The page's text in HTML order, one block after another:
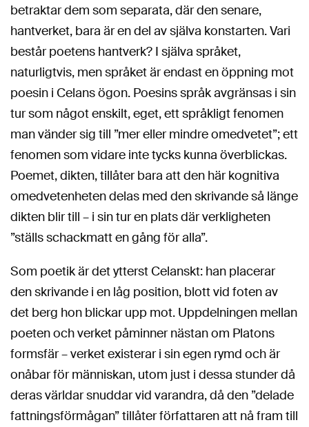
betraktar dem som separata, där den senare,
hantverket, bara är en del av själva konstarten. Vari
består poetens hantverk? I själva språket,
naturligtvis, men språket är endast en öppning mot
poesin i Celans ögon. Poesins språk avgränsas i sin
tur som något enskilt, eget, ett språkligt fenomen
man vänder sig till ”mer eller mindre omedvetet”; ett
fenomen som vidare inte tycks kunna överblickas.
Poemet, dikten, tillåter bara att den här kognitiva
omedvetenheten delas med den skrivande så länge
dikten blir till – i sin tur en plats där verkligheten
”ställs schackmatt en gång för alla”.
Som poetik är det ytterst Celanskt: han placerar
den skrivande i en låg position, blott vid foten av
det berg hon blickar upp mot. Uppdelningen mellan
poeten och verket påminner nästan om Platons
formsfär – verket existerar i sin egen rymd och är
onåbar för människan, utom just i dessa stunder då
deras världar snuddar vid varandra, då den ”delade
fattningsförmågan” tillåter författaren att nå fram till